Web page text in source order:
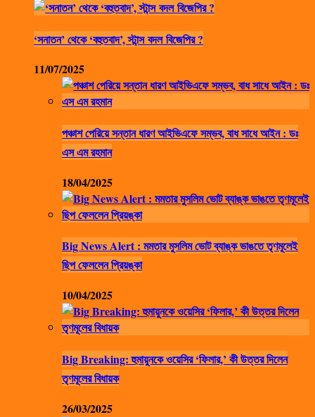
‘সনাতন’ থেকে ‘বহুতবাদ’, স্টান্স বদল বিজেপির ?
11/07/2025
পঞ্চাশ পেরিয়ে সন্তান ধারণ আইভিএফে সম্ভব, বাধ সাধে আইন : ডঃ
এস এম রহমান
18/04/2025
Big News Alert : মমতার মুসলিম ভোট ব্যাঙ্ক ভাঙতে তৃণমূলেই
ছিপ ফেললেন প্রিয়ঙ্কা
10/04/2025
Big Breaking: হুমায়ুনকে ওয়েসির ‘ফিলার,’ কী উত্তর দিলেন
তৃণমূলের বিধায়ক
26/03/2025